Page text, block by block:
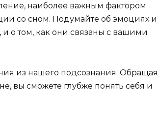
наиболее важным фактором
со сном. Подумайте об эмоциях и
о том, как они связаны с вашими
из нашего подсознания. Обращая
вы сможете глубже понять себя и